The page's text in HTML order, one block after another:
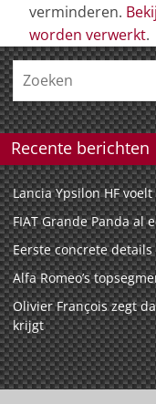
verminderen.
worden verwerkt.
Recente berichten
Lancia Ypsilon HF
FIAT Grande Panda al
Eerste concrete
Alfa Romeo’s
Olivier François zegt
krijgt